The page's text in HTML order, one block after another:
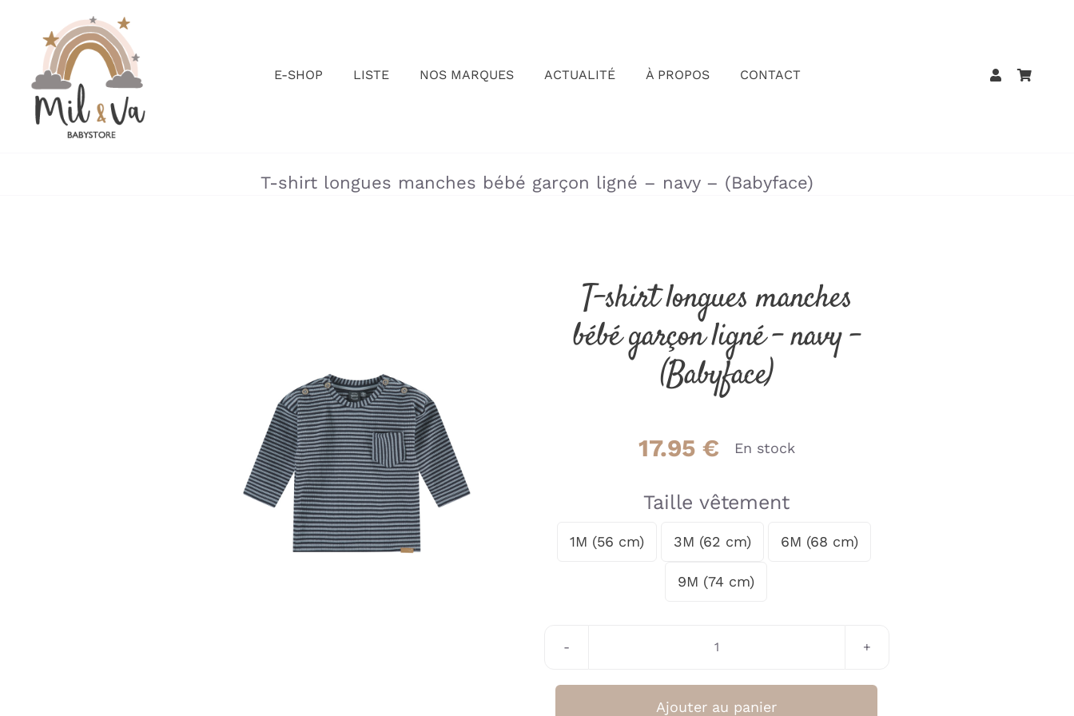
contenu
E-SHOP LISTE NOS MARQUES ACTUALITÉ À PROPOS CONTACT
T-shirt longues manches bébé garçon ligné – navy – (Babyface)
T-shirt longues manches
bébé garçon ligné – navy –
(Babyface)
17.95 € En stock
Taille vêtement
1M (56 cm) 3M (62 cm) 6M (68 cm)
9M (74 cm)
T-
Ajouter au panier